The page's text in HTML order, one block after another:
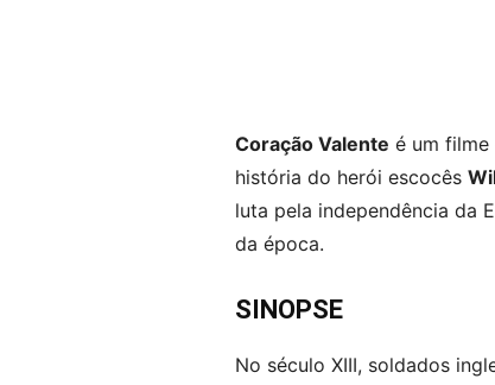
Coração Valente é um
história do herói escocês
luta pela independência da
da época.
SINOPSE
No século XIII, soldados